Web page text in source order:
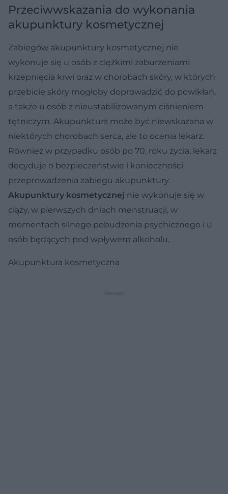
Przeciwwskazania do wykonania
akupunktury kosmetycznej
Zabiegów akupunktury kosmetycznej nie
wykonuje się u osób z ciężkimi zaburzeniami
krzepnięcia krwi oraz w chorobach skóry, w których
przebicie skóry mogłoby doprowadzić do powikłań,
a także u osób z nieustabilizowanym ciśnieniem
tętniczym. Akupunktura może być niewskazana w
niektórych chorobach serca, ale to ocenia lekarz.
Również w przypadku osób po 70. roku życia, lekarz
decyduje o bezpieczeństwie i konieczności
przeprowadzenia zabiegu akupunktury.
Akupunktury kosmetycznej nie wykonuje się w
ciąży, w pierwszych dniach menstruacji, w
momentach silnego pobudzenia psychicznego i u
osób będących pod wpływem alkoholu.
Akupunktura kosmetyczna